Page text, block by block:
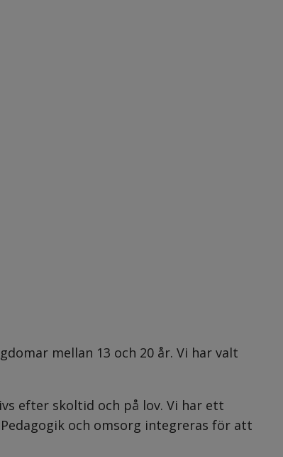
mellan 13 och 20 år. Vi har valt
efter skoltid och på lov. Vi har ett
och omsorg integreras för att